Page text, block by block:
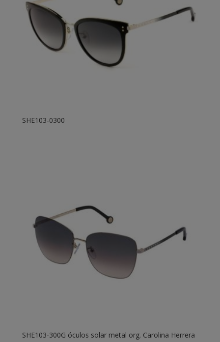
SHE103-0300
SHE103-300G óculos solar metal org. Carolina Herrera